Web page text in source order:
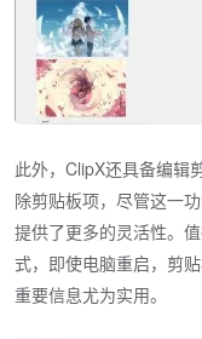
此外，ClipX还具备编辑
除剪贴板项，尽管这一
提供了更多的灵活性。
式，即使电脑重启，剪
重要信息尤为实用。